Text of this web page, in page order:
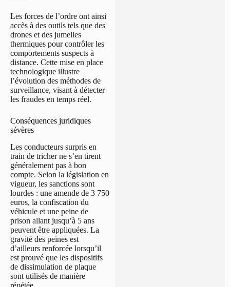
Les forces de l’ordre ont ainsi
accès à des outils tels que des
drones et des jumelles
thermiques pour contrôler les
comportements suspects à
distance. Cette mise en place
technologique illustre
l’évolution des méthodes de
surveillance, visant à détecter
les fraudes en temps réel.
Conséquences juridiques
sévères
Les conducteurs surpris en
train de tricher ne s’en tirent
généralement pas à bon
compte. Selon la législation en
vigueur, les sanctions sont
lourdes : une amende de 3 750
euros, la confiscation du
véhicule et une peine de
prison allant jusqu’à 5 ans
peuvent être appliquées. La
gravité des peines est
d’ailleurs renforcée lorsqu’il
est prouvé que les dispositifs
de dissimulation de plaque
sont utilisés de manière
répétée.